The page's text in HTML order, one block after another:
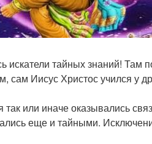
искатели тайных знаний!
сам Иисус Христос учился у
или иначе оказывались
еще и тайными.